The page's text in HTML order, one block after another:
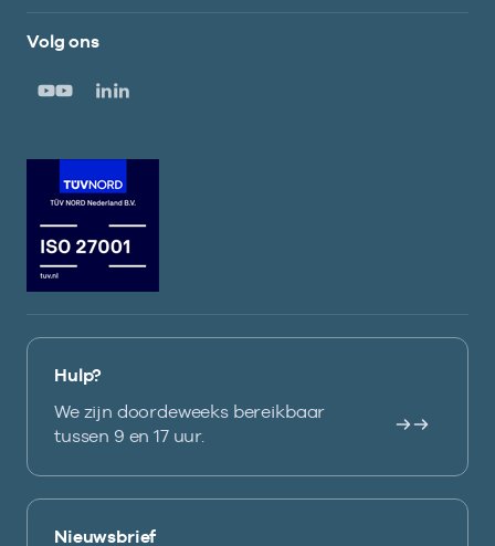
Volg ons
Hulp?
We zijn doordeweeks bereikbaar
tussen 9 en 17 uur.
Nieuwsbrief